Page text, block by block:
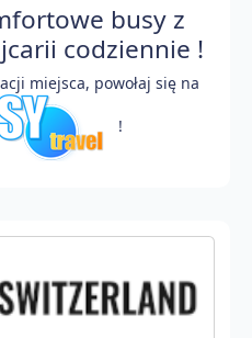
busy z
codziennie !
miejsca, powołaj się na
!